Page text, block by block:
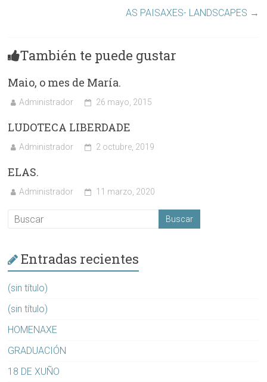
AS PAISAXES- LANDSCAPES →
También te puede gustar
Maio, o mes de María.
Administrador 26 mayo, 2015
LUDOTECA LIBERDADE
Administrador 2 octubre, 2019
ELAS.
Administrador 11 marzo, 2020
Entradas recientes
(sin título)
(sin título)
HOMENAXE
GRADUACIÓN
18 DE XUÑO